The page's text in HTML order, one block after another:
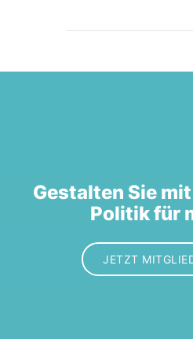
Gestalten Sie
Politik für
JETZT